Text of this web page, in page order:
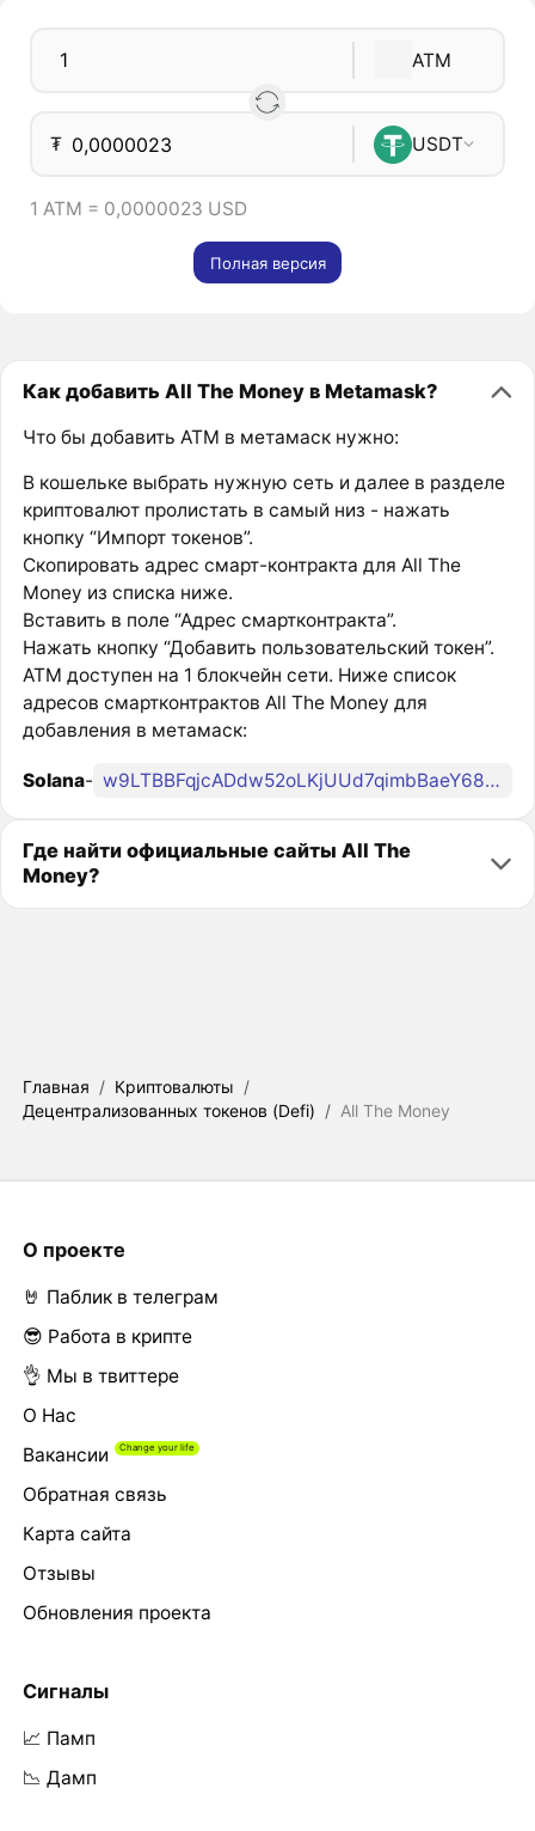
ATM
₮ USDT
1 ATM = 0,0000023 USD
Полная версия
Как добавить All The Money в Metamask?
Что бы добавить ATM в метамаск нужно:
В кошельке выбрать нужную сеть и далее в разделе
криптовалют пролистать в самый низ - нажать
кнопку “Импорт токенов”.
Скопировать адрес смарт-контракта для All The
Money из списка ниже.
Вставить в поле “Адрес смартконтракта”.
Нажать кнопку “Добавить пользовательский токен”.
ATM доступен на 1 блокчейн сети. Ниже список
адресов смартконтрактов All The Money для
добавления в метамаск:
Solana- w9LTBBFqjcADdw52oLKjUUd7qimbBaeY68CFaebpump
Где найти официальные сайты All The
Money?
Главная / Криптовалюты /
Децентрализованных токенов (Defi) / All The Money
О проекте
🤘 Паблик в телеграм
😎 Работа в крипте
👌 Мы в твиттере
О Нас
Вакансии
Обратная связь
Карта сайта
Отзывы
Обновления проекта
Сигналы
📈 Памп
📉 Дамп